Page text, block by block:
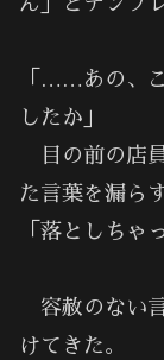
「……あの、
したか」
目の前の店
た言葉を漏らす
「落としちゃ
容赦のない
けてきた。